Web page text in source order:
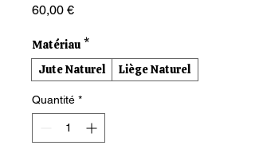
60,00 €Prix
Matériau *
Jute Naturel
Liège Naturel
Quantité *